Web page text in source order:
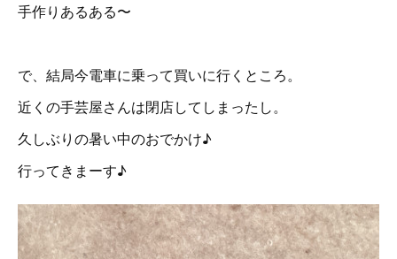
手作りあるある〜
で、結局今電車に乗って買いに行くところ。
近くの手芸屋さんは閉店してしまったし。
久しぶりの暑い中のおでかけ♪
行ってきまーす♪